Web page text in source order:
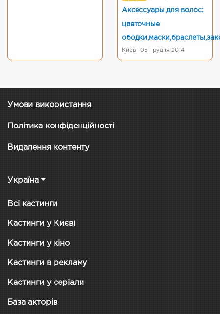
Аксессуары для волос:
цветочные
Киев · 05 Грудня 2014
Умови використання
Політика конфіденційності
Видалення контенту
Україна
Всі кастинги
Кастинги у Києві
Кастинги у кіно
Кастинги в рекламу
Кастинги у серіали
База акторів